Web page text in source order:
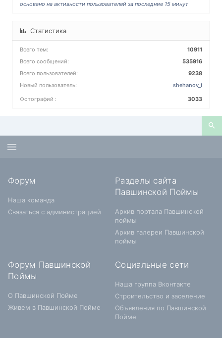
основано на активности пользователей за последние 15 минут
Статистика
Всего тем:
10911
Всего сообщений:
535916
Всего пользователей:
9238
Новый пользователь:
shehanov_i
Фотографий :
3033
Форум
Наша команда
Связаться с администрацией
Разделы сайта
Павшинской Поймы
Архив портала Павшинской
поймы
Архив галереи Павшинской
поймы
Форум Павшинской
Поймы
О Павшинской Пойме
Живем в Павшинской Пойме
Социальные сети
Наша группа Вконтакте
Строительство и заселение
Объявления по Павшинской
Пойме